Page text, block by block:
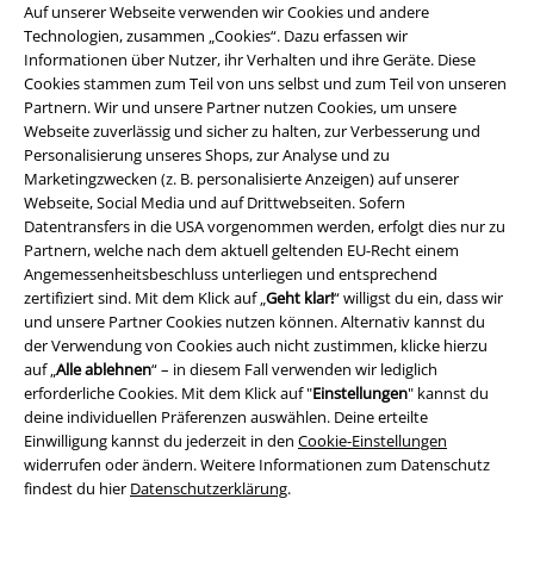
Auf unserer Webseite verwenden wir Cookies und andere
Technologien, zusammen „Cookies“. Dazu erfassen wir
Informationen über Nutzer, ihr Verhalten und ihre Geräte. Diese
Cookies stammen zum Teil von uns selbst und zum Teil von unseren
Partnern. Wir und unsere Partner nutzen Cookies, um unsere
Webseite zuverlässig und sicher zu halten, zur Verbesserung und
Personalisierung unseres Shops, zur Analyse und zu
Marketingzwecken (z. B. personalisierte Anzeigen) auf unserer
Webseite, Social Media und auf Drittwebseiten. Sofern
Datentransfers in die USA vorgenommen werden, erfolgt dies nur zu
Partnern, welche nach dem aktuell geltenden EU-Recht einem
Angemessenheitsbeschluss unterliegen und entsprechend
zertifiziert sind. Mit dem Klick auf „Geht klar!“ willigst du ein, dass wir
und unsere Partner Cookies nutzen können. Alternativ kannst du
der Verwendung von Cookies auch nicht zustimmen, klicke hierzu
auf „Alle ablehnen“ – in diesem Fall verwenden wir lediglich
erforderliche Cookies. Mit dem Klick auf "Einstellungen" kannst du
deine individuellen Präferenzen auswählen. Deine erteilte
Einwilligung kannst du jederzeit in den Cookie-Einstellungen
widerrufen oder ändern. Weitere Informationen zum Datenschutz
findest du hier Datenschutzerklärung.
Rechtliches
AGB
Impressum
Datenschutz
Entsorgung und Umweltschutz
Konformitätserklärung
Information zur Barrierefreiheit
Cookie-Einstellungen
Vertrag widerrufen